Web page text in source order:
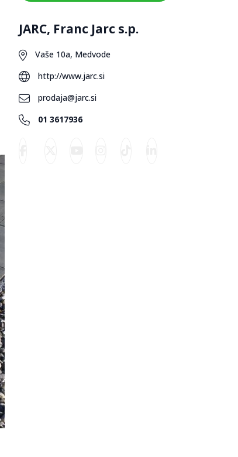
JARC, Franc Jarc s.p.
Vaše 10a, Medvode
http://www.jarc.si
prodaja@jarc.si
01 3617936